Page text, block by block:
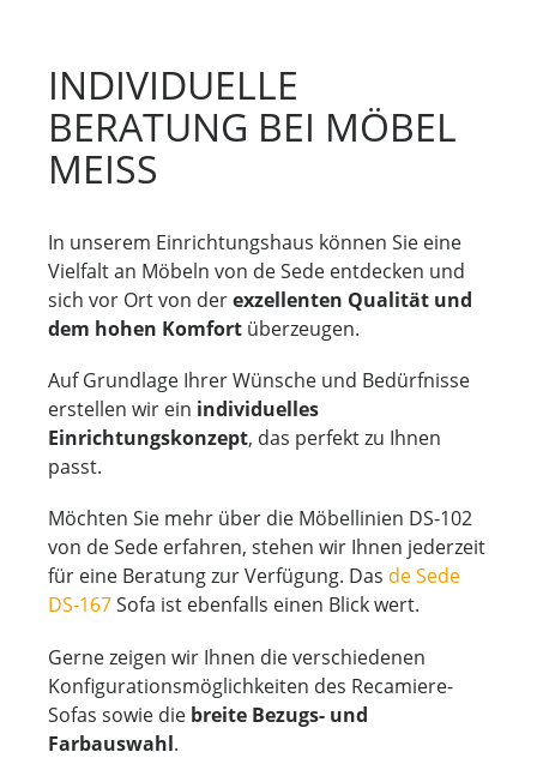
INDIVIDUELLE
BERATUNG BEI MÖBEL
MEISS
In unserem Einrichtungshaus können Sie eine
Vielfalt an Möbeln von de Sede entdecken und
sich vor Ort von derexzellenten Qualität und
dem hohen Komfort überzeugen.
Auf Grundlage Ihrer Wünsche und Bedürfnisse
erstellen wir ein individuelles
Einrichtungskonzept, das perfekt zu Ihnen
passt.
Möchten Sie mehr über die Möbellinien DS-102
von de Sede erfahren, stehen wir Ihnen jederzeit
für eine Beratung zur Verfügung. Das de Sede
DS-167Sofa ist ebenfalls einen Blick wert.
Gerne zeigen wir Ihnen die verschiedenen
Konfigurationsmöglichkeiten des Recamiere-
Sofas sowie die breite Bezugs- und
Farbauswahl.